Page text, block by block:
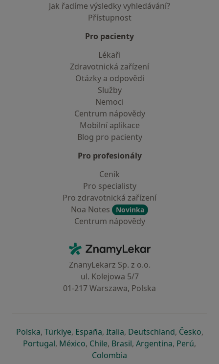
Jak řadíme výsledky vyhledávání?
Přístupnost
Pro pacienty
Lékaři
Zdravotnická zařízení
Otázky a odpovědi
Služby
Nemoci
Centrum nápovědy
Mobilní aplikace
Blog pro pacienty
Pro profesionály
Ceník
Pro specialisty
Pro zdravotnická zařízení
Noa Notes
Novinka
Centrum nápovědy
ZnamyLekar - Hlavní stránka
ZnanyLekarz Sp. z o.o.
ul. Kolejowa 5/7
01-217 Warszawa, Polska
Polskase otevře v nové záložce
, Türkiyese otevře v nové záložce
, Españase otevře v nové záložce
, Italiase otevře v nové záložce
, Deutschlandse otevře v
, Českose
,
Portugalse otevře v nové záložce
, Méxicose otevře v nové záložce
, Chilese otevře v nové záložce
, Brasilse otevře v nové
, Argentinase otevře v
, Perúse
,
Colombia